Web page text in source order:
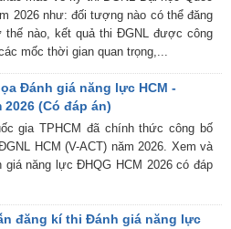
2026 như: đối tượng nào có thể đăng
nào, kết quả thi ĐGNL được công
mốc thời gian quan trọng,...
Đánh giá năng lực HCM -
2026 (Có đáp án)
gia TPHCM đã chính thức công bố
HCM (V-ACT) năm 2026. Xem và
năng lực ĐHQG HCM 2026 có đáp
đăng kí thi Đánh giá năng lực